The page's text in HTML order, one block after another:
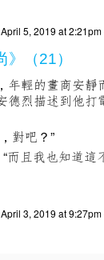
5, 2019 at
》（21）
年輕的畫商安靜
德烈描述到他打
對吧？”
而且我也知道
3, 2019 at